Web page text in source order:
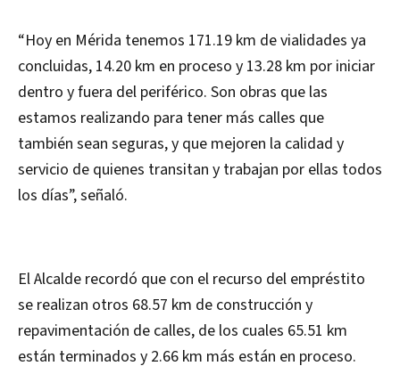
“Hoy en Mérida tenemos 171.19 km de vialidades ya
concluidas, 14.20 km en proceso y 13.28 km por iniciar
dentro y fuera del periférico. Son obras que las
estamos realizando para tener más calles que
también sean seguras, y que mejoren la calidad y
servicio de quienes transitan y trabajan por ellas todos
los días”, señaló.
El Alcalde recordó que con el recurso del empréstito
se realizan otros 68.57 km de construcción y
repavimentación de calles, de los cuales 65.51 km
están terminados y 2.66 km más están en proceso.